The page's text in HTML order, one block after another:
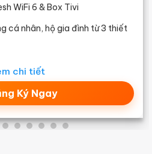
Thiết Bị:
Mô hình:
Dùng cá nhân,
📝Đăng Ký Ngay